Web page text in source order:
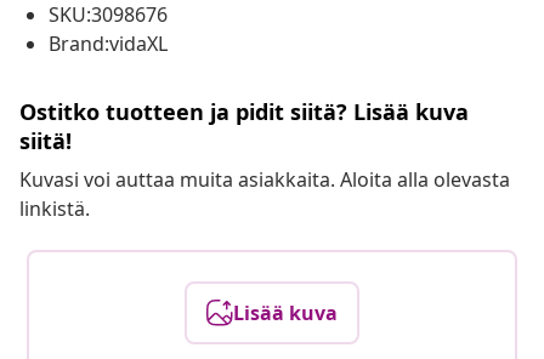
SKU:3098676
Brand:vidaXL
Ostitko tuotteen ja pidit siitä? Lisää kuva
siitä!
Kuvasi voi auttaa muita asiakkaita. Aloita alla olevasta
linkistä.
Lisää kuva